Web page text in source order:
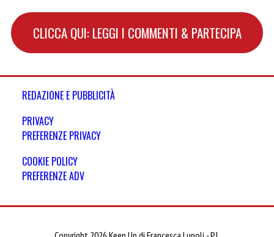
CLICCA QUI: LEGGI I COMMENTI & PARTECIPA
REDAZIONE E PUBBLICITÀ
PRIVACY
PREFERENZE PRIVACY
COOKIE POLICY
PREFERENZE ADV